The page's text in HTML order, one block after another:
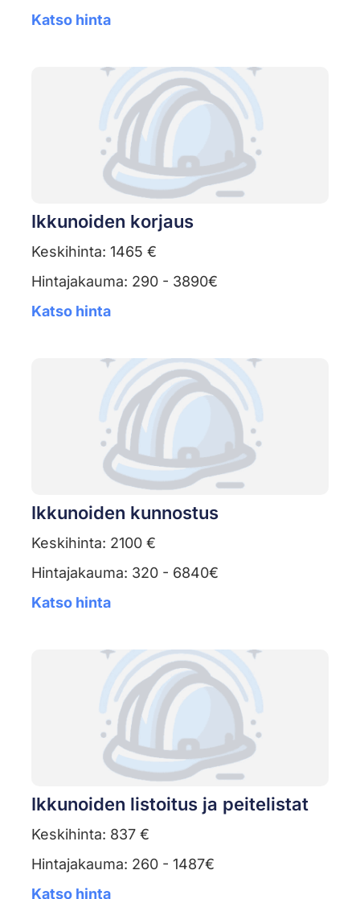
Katso hinta
Ikkunoiden korjaus
Keskihinta: 1465 €
Hintajakauma: 290 - 3890€
Katso hinta
Ikkunoiden kunnostus
Keskihinta: 2100 €
Hintajakauma: 320 - 6840€
Katso hinta
Ikkunoiden listoitus ja peitelistat
Keskihinta: 837 €
Hintajakauma: 260 - 1487€
Katso hinta